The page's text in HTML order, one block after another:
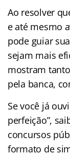
Ao resolver
e até mesmo
pode guiar
sejam mais
mostram
pela banca,
Se você já
perfeição”,
concursos
formato de